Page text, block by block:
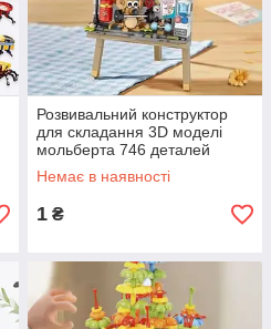
Розвивальний конструктор
для складання 3D моделі
мольберта 746 деталей
Збірна діорама кіт і миша
дитині від 6 років
Немає в наявності
1 ₴